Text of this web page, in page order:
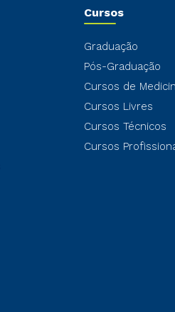
Cursos
Graduação
Pós-Graduação
Cursos de
Cursos Livres
Cursos Técnicos
Cursos